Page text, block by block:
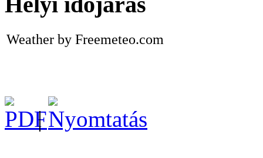
Weather by Freemeteo.com
|